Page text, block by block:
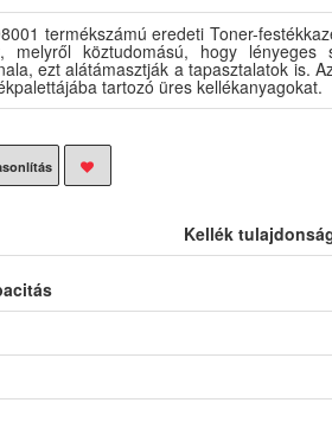
termékszámú eredeti Toner-
melyről köztudomású, hogy
ezt alátámasztják a tapasztalatok is.
tartozó üres kellékanyagokat.
Kellék